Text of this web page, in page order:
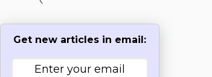
Get new articles in email: